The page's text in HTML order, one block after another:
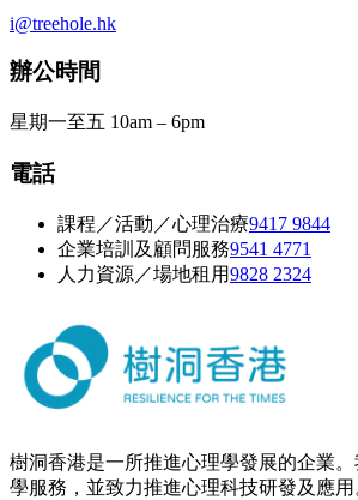
i@treehole.hk
辦公時間
星期一至五 10am – 6pm
電話
課程／活動／心理治療9417 9844
企業培訓及顧問服務9541 4771
人力資源／場地租用9828 2324
樹洞香港是一所推進心理學發展的企業
學服務，並致力推進心理科技研發及應